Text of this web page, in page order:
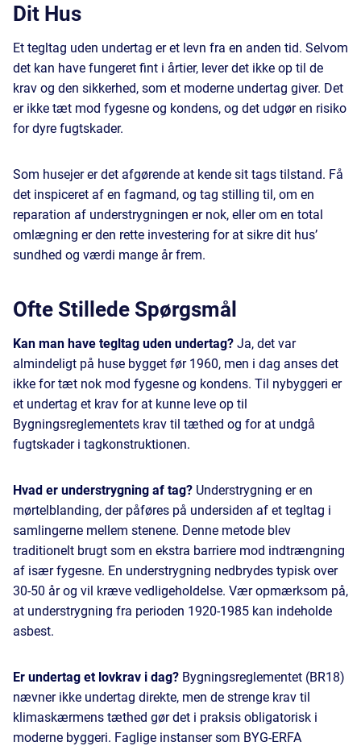
Dit Hus
Et tegltag uden undertag er et levn fra en anden tid. Selvom
det kan have fungeret fint i årtier, lever det ikke op til de
krav og den sikkerhed, som et moderne undertag giver. Det
er ikke tæt mod fygesne og kondens, og det udgør en risiko
for dyre fugtskader.
Som husejer er det afgørende at kende sit tags tilstand. Få
det inspiceret af en fagmand, og tag stilling til, om en
reparation af understrygningen er nok, eller om en total
omlægning er den rette investering for at sikre dit hus’
sundhed og værdi mange år frem.
Ofte Stillede Spørgsmål
Kan man have tegltag uden undertag? Ja, det var
almindeligt på huse bygget før 1960, men i dag anses det
ikke for tæt nok mod fygesne og kondens. Til nybyggeri er
et undertag et krav for at kunne leve op til
Bygningsreglementets krav til tæthed og for at undgå
fugtskader i tagkonstruktionen.
Hvad er understrygning af tag? Understrygning er en
mørtelblanding, der påføres på undersiden af et tegltag i
samlingerne mellem stenene. Denne metode blev
traditionelt brugt som en ekstra barriere mod indtrængning
af især fygesne. En understrygning nedbrydes typisk over
30-50 år og vil kræve vedligeholdelse. Vær opmærksom på,
at understrygning fra perioden 1920-1985 kan indeholde
asbest.
Er undertag et lovkrav i dag? Bygningsreglementet (BR18)
nævner ikke undertag direkte, men de strenge krav til
klimaskærmens tæthed gør det i praksis obligatorisk i
moderne byggeri. Faglige instanser som BYG-ERFA